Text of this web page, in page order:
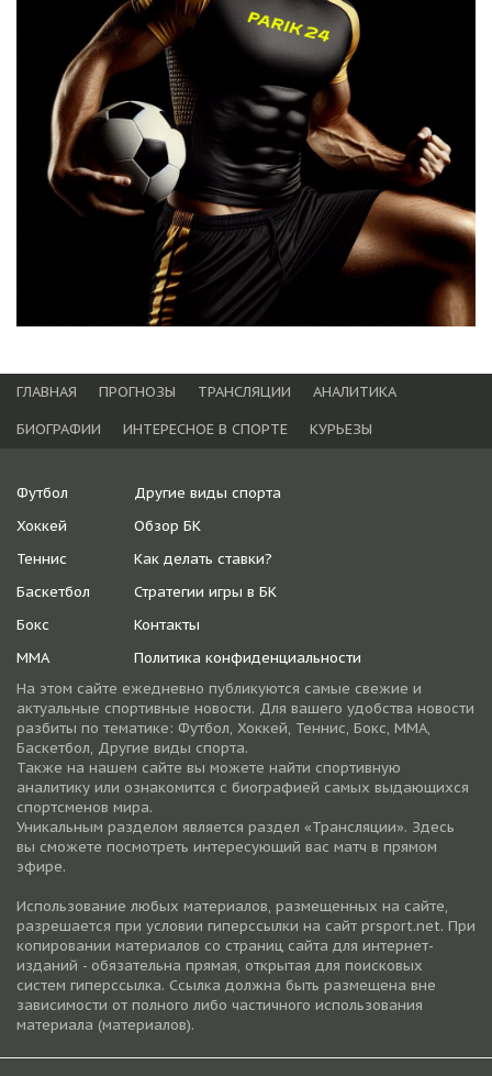
ГЛАВНАЯ ПРОГНОЗЫ ТРАНСЛЯЦИИ
АНАЛИТИКА
БИОГРАФИИ
ИНТЕРЕСНОЕ В СПОРТЕ КУРЬЕЗЫ
Футбол
Хоккей
Теннис
Баскетбол
Бокс
ММА
Другие виды спорта
Обзор БК
Как делать ставки?
Стратегии игры в БК
Контакты
Политика конфиденциальности
На этом сайте ежедневно публикуются самые свежие и
актуальные спортивные новости. Для вашего удобства новости
разбиты по тематике: Футбол, Хоккей, Теннис, Бокс, ММА,
Баскетбол, Другие виды спорта.
Также на нашем сайте вы можете найти спортивную
аналитику или ознакомится с биографией самых выдающихся
спортсменов мира.
Уникальным разделом является раздел «Трансляции». Здесь
вы сможете посмотреть интересующий вас матч в прямом
эфире.
Использование любых материалов, размещенных на сайте,
разрешается при условии гиперссылки на cайт prsport.net. При
копировании материалов со страниц сайта для интернет-
изданий - обязательна прямая, открытая для поисковых
систем гиперссылка. Ссылка должна быть размещена вне
зависимости от полного либо частичного использования
материала (материалов).